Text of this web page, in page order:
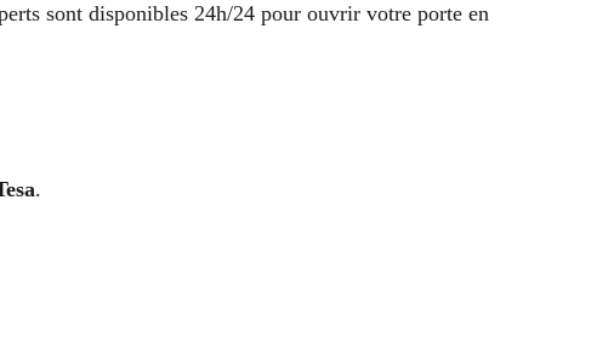
sont disponibles 24h/24 pour ouvrir votre porte en
.